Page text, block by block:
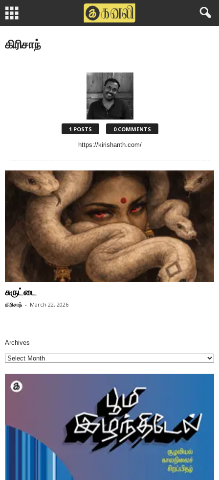
கிரிசாந்
1 POSTS 0 COMMENTS
https://kirishanth.com/
சுருட்டை
கிரிசாந் - March 22, 2026
Archives